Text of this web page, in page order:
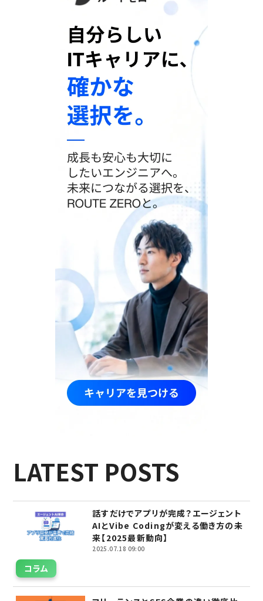
LATEST POSTS
話すだけでアプリが完成？エージェント
AIとVibe Codingが変える働き方の未
来【2025最新動向】
2025.07.18 09:00
コラム